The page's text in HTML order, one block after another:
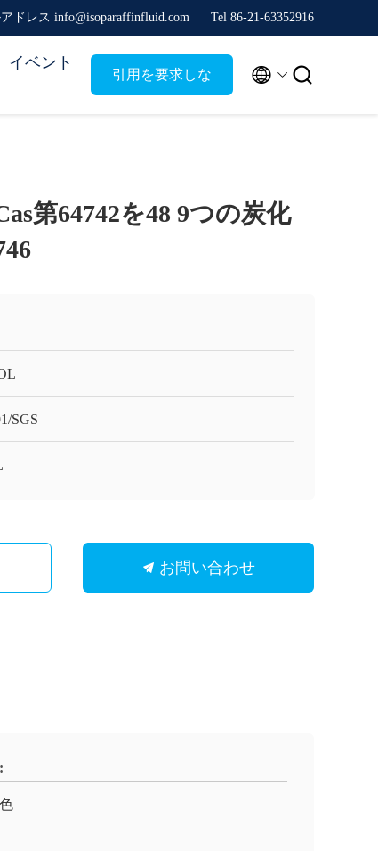
ドレス info@isoparaffinfluid.com Tel 86-21-63352916
イベント
引用を要求しな  
第64742を48 9つの炭化
SGS
お問い合わせ